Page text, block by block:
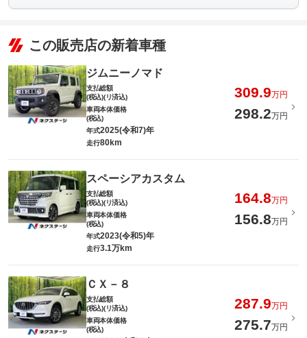
この販売店の新着車種
ジムニーノマド
支払総額
(税込)(リ済込)
309.9万円
車両本体価格
(税込)
298.2万円
年式2025(令和7)年
走行80km
スペーシアカスタム
支払総額
(税込)(リ済込)
164.8万円
車両本体価格
(税込)
156.8万円
年式2023(令和5)年
走行3.1万km
ＣＸ－８
支払総額
(税込)(リ済込)
287.9万円
車両本体価格
(税込)
275.7万円